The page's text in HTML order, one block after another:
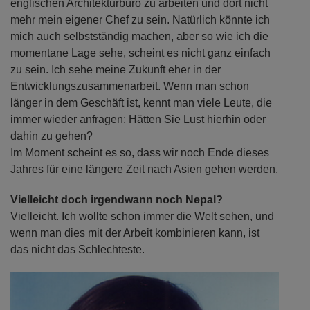
englischen Architekturbüro zu arbeiten und dort nicht
mehr mein eigener Chef zu sein. Natürlich könnte ich
mich auch selbstständig machen, aber so wie ich die
momentane Lage sehe, scheint es nicht ganz einfach
zu sein. Ich sehe meine Zukunft eher in der
Entwicklungszusammenarbeit. Wenn man schon
länger in dem Geschäft ist, kennt man viele Leute, die
immer wieder anfragen: Hätten Sie Lust hierhin oder
dahin zu gehen?
Im Moment scheint es so, dass wir noch Ende dieses
Jahres für eine längere Zeit nach Asien gehen werden.
Vielleicht doch irgendwann noch Nepal?
Vielleicht. Ich wollte schon immer die Welt sehen, und
wenn man dies mit der Arbeit kombinieren kann, ist
das nicht das Schlechteste.